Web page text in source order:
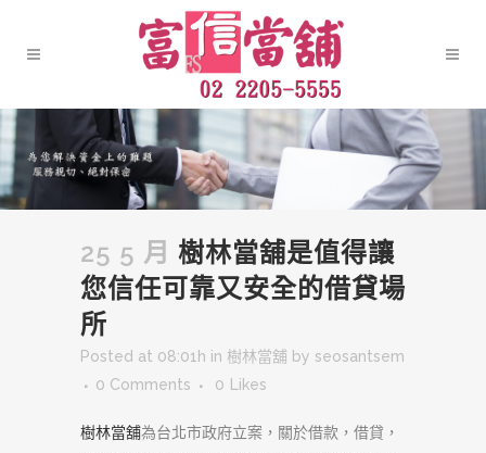
25 5 月 樹林當舖是值得讓
您信任可靠又安全的借貸場
所
Posted at 08:01h in 樹林當舖 by seosantsem
0 Comments
0 Likes
樹林當舖為台北市政府立案，關於借款，借貸，